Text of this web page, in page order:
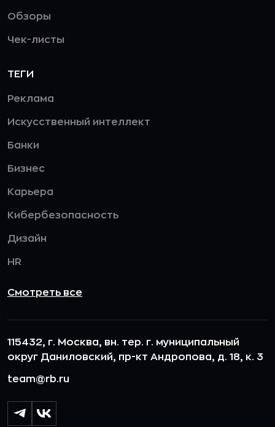
Обзоры
Чек-листы
ТЕГИ
Реклама
Искусственный интеллект
Банки
Бизнес
Карьера
Кибербезопасность
Дизайн
HR
Смотреть все
115432, г. Москва, вн. тер. г. муниципальный
округ Даниловский, пр-кт Андропова, д. 18, к. 3
team@rb.ru